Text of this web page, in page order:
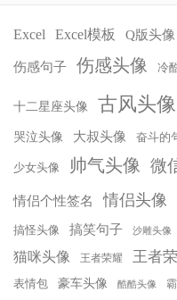
Excel Excel模板 Q版头像
伤感句子 伤感头像 冷
十二星座头像 古风头像
哭泣头像 大叔头像 奋斗的
少女头像 帅气头像 微
情侣个性签名 情侣头像
搞怪头像 搞笑句子 沙雕头像
猫咪头像 王者荣耀 王者
表情包 豪车头像 酷酷头像